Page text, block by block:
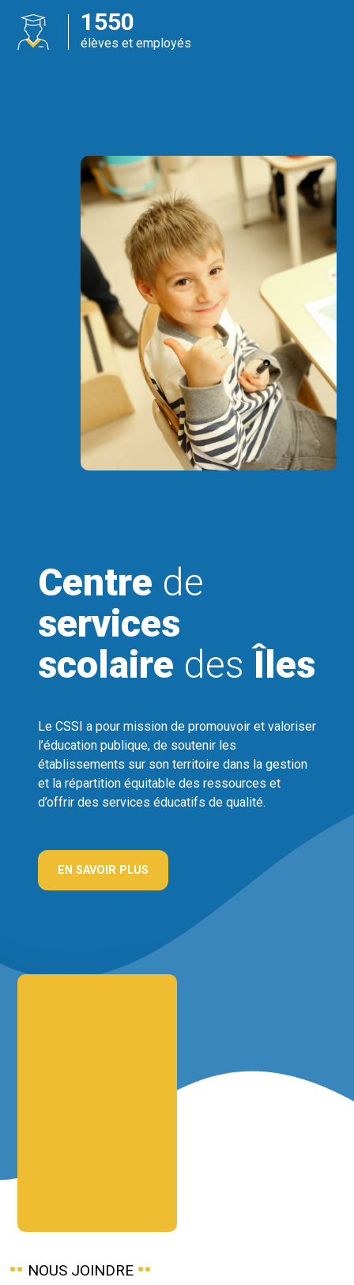
1550
élèves et employés
Centre de
services
scolaire des Îles
Le CSSI a pour mission de promouvoir et valoriser
l’éducation publique, de soutenir les
établissements sur son territoire dans la gestion
et la répartition équitable des ressources et
d’offrir des services éducatifs de qualité.
EN SAVOIR PLUS
NOUS JOINDRE